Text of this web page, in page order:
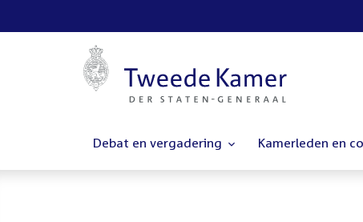
Debat en vergadering Kamerleden en